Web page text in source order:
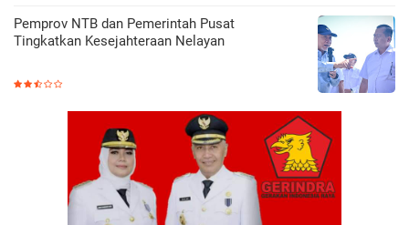
Pemprov NTB dan Pemerintah Pusat
Tingkatkan Kesejahteraan Nelayan